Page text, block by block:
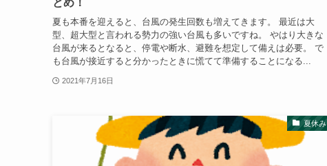
夏も本番を迎えると、台風の発生回数も増えてきます。 最近は大
型、超大型と言われる勢力の強い台風も多いですね。 やはり大きな
台風が来るとなると、停電や断水、避難を想定して備えは必要。 で
も台風が接近すると分かったときに慌てて準備することになる...
2021年7月16日
夏休み